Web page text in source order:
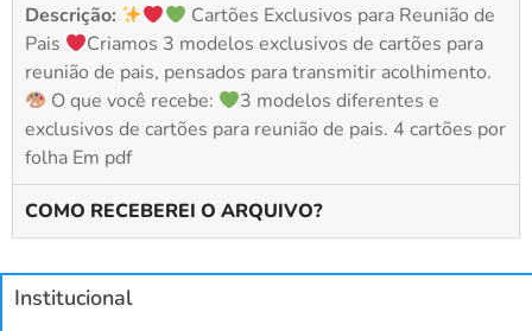
Descrição:
Cartões Exclusivos para Reunião de
Pais
Criamos 3 modelos exclusivos de cartões para
reunião de pais, pensados para transmitir acolhimento.
O que você recebe:
3 modelos diferentes e
exclusivos de cartões para reunião de pais. 4 cartões por
folha Em pdf
COMO RECEBEREI O ARQUIVO?
Institucional